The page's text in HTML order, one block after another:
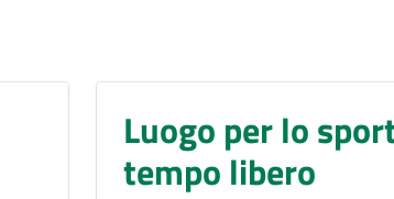
Luogo per lo
tempo libero